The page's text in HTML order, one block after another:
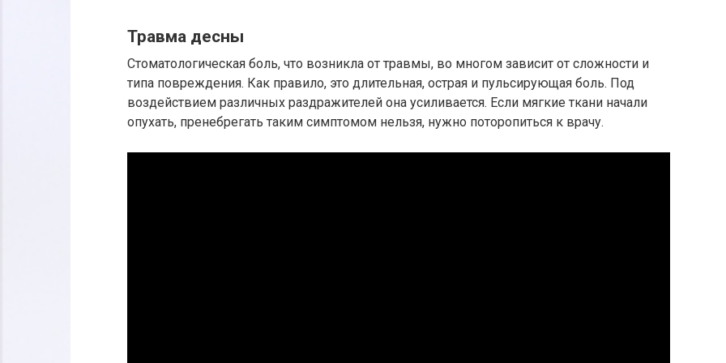
Травма десны
Стоматологическая боль, что возникла от травмы, во многом зависит от сложности и
типа повреждения. Как правило, это длительная, острая и пульсирующая боль. Под
воздействием различных раздражителей она усиливается. Если мягкие ткани начали
опухать, пренебрегать таким симптомом нельзя, нужно поторопиться к врачу.